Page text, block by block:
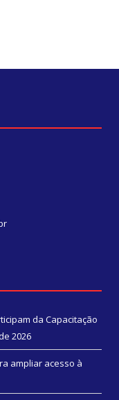
da Capacitação
2026
ampliar acesso à